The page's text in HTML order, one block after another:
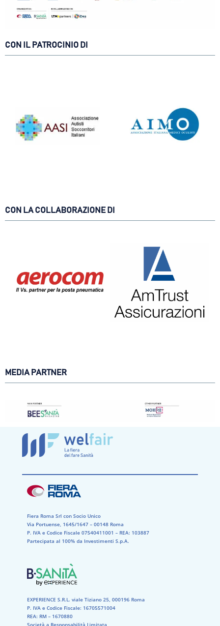
CON IL PATROCINIO DI
CON LA COLLABORAZIONE DI
MEDIA PARTNER
Fiera Roma Srl con Socio Unico
Via Portuense, 1645/1647 – 00148 Roma
P. IVA e Codice Fiscale 07540411001​ – REA: 103887​
Partecipata al 100% da Investimenti S.p.A.
EXPERIENCE S.R.L. viale Tiziano 25, 000196 Roma
P. IVA e Codice Fiscale: 16705571004
REA: RM – 1670880
Società a Responsabilità Limitata